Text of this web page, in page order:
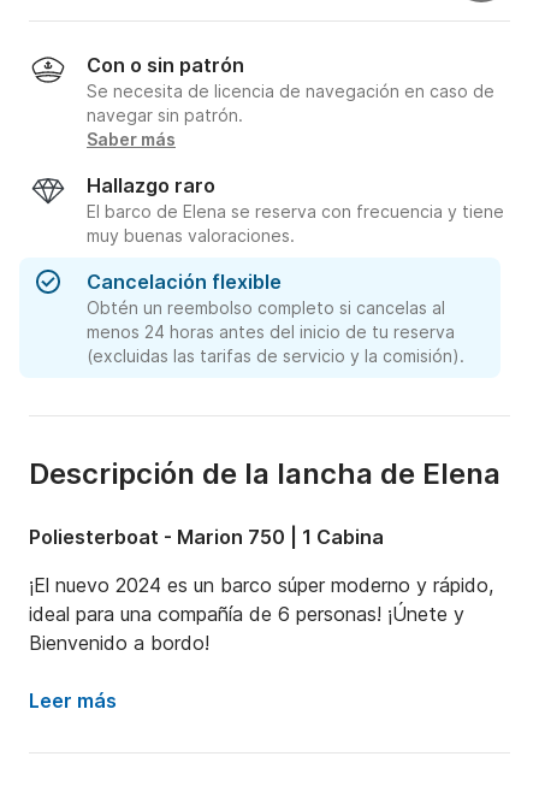
Con o sin patrón
Se necesita de licencia de navegación en caso de
navegar sin patrón.
Saber más
Hallazgo raro
El barco de Elena se reserva con frecuencia y tiene
muy buenas valoraciones.
Cancelación flexible
Obtén un reembolso completo si cancelas al
menos 24 horas antes del inicio de tu reserva
(excluidas las tarifas de servicio y la comisión).
Descripción de la lancha de Elena
Poliesterboat - Marion 750 | 1 Cabina
¡El nuevo 2024 es un barco súper moderno y rápido,
ideal para una compañía de 6 personas! ¡Únete y
Bienvenido a bordo!
Leer más